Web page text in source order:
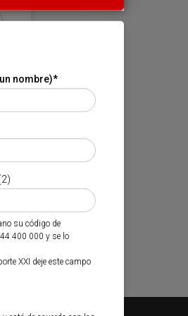
nombre)*
su código de
400 000 y se lo
XXI deje este campo